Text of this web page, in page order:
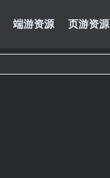
端游资源 页游资源